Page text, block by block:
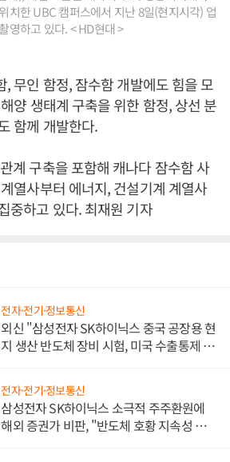
치한 UBC 캠퍼스에서 지난 8일(현지시각) 업
영하고 있다. < HD현대 >
, 무인 함정, 잠수함 개발에도 힘을 모
양 생태계 구축을 위한 함정, 상선 분
함께 개발한다.
계 구축을 포함해 캐나다 잠수함 사
열사부터 에너지, 건설기계 계열사
중하고 있다. 최재원 기자
전자·전기·정보통신
외신 "삼성전자 SK하이닉스 중국 공장용 현
지 생산 반도체 장비 시험, 미국 수출통제 대
전자·전기·정보통신
삼성전자 SK하이닉스 소극적 주주환원에
해외 증권가 비판, "반도체 호황 지속성 의